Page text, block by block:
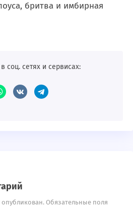
бритва и имбирная
соц. сетях и сервисах:
опубликован. Обязательные поля